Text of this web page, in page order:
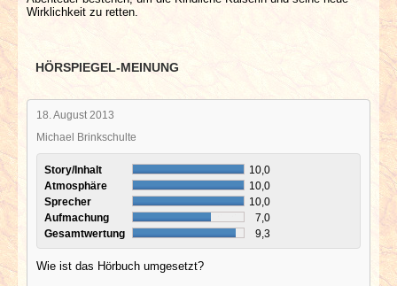
Wirklichkeit zu retten.
HÖRSPIEGEL-MEINUNG
18. August 2013
Michael Brinkschulte
Story/Inhalt
10,0
Atmosphäre
10,0
Sprecher
10,0
Aufmachung
7,0
Gesamtwertung
9,3
Wie ist das Hörbuch umgesetzt?